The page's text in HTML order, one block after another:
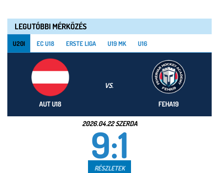
LEGUTÓBBI MÉRKŐZÉS
U20I EC U18 ERSTE LIGA U19 MK U16
AUT U18
VS.
FEHA19
2026.04.22 SZERDA
9:1
RÉSZLETEK